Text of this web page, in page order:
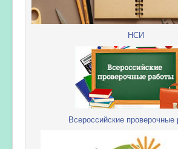
НСИ
Всероссийские проверочные